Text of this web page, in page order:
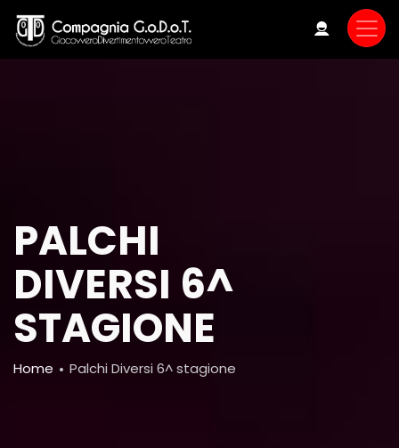
main
PALCHI
DIVERSI 6^
STAGIONE
Breadcrumb
Home Palchi Diversi 6^ stagione